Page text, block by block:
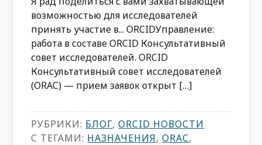
возможностью для исследователей
принять участие в... ORCIDУправление:
работа в составе ORCID Консультативный
совет исследователей. ORCID
Консультативный совет исследователей
(ORAC) — прием заявок открыт […]
РУБРИКИ: БЛОГ,ORCID НОВОСТИ
С ТЕГАМИ: НАЗНАЧЕНИЯ,ORAC,